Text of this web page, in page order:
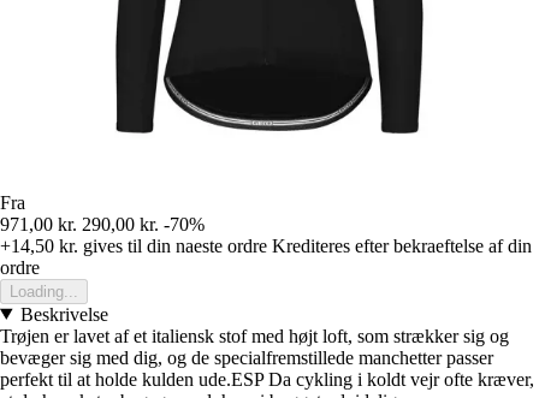
Fra
971,00 kr. 290,00 kr. -70%
+14,50 kr. gives til din naeste ordre Krediteres efter bekraeftelse af din
ordre
Loading...
Beskrivelse
Trøjen er lavet af et italiensk stof med højt loft, som strækker sig og
bevæger sig med dig, og de specialfremstillede manchetter passer
perfekt til at holde kulden ude.ESP Da cykling i koldt vejr ofte kræver,